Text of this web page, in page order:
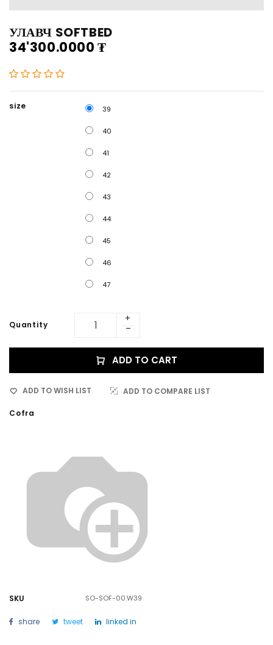
УЛАВЧ SOFTBED
34'300.0000 ₮
size 39
40
41
42
43
44
45
46
47
Quantity
ADD TO CART
ADD TO WISH LIST ADD TO COMPARE LIST
Cofra
SKU SO-SOF-00.W39
share tweet linked in